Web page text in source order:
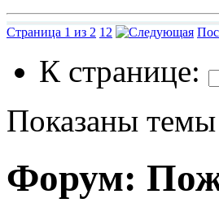
Страница 1 из 2 1 2
К странице:
Показаны
Форум: